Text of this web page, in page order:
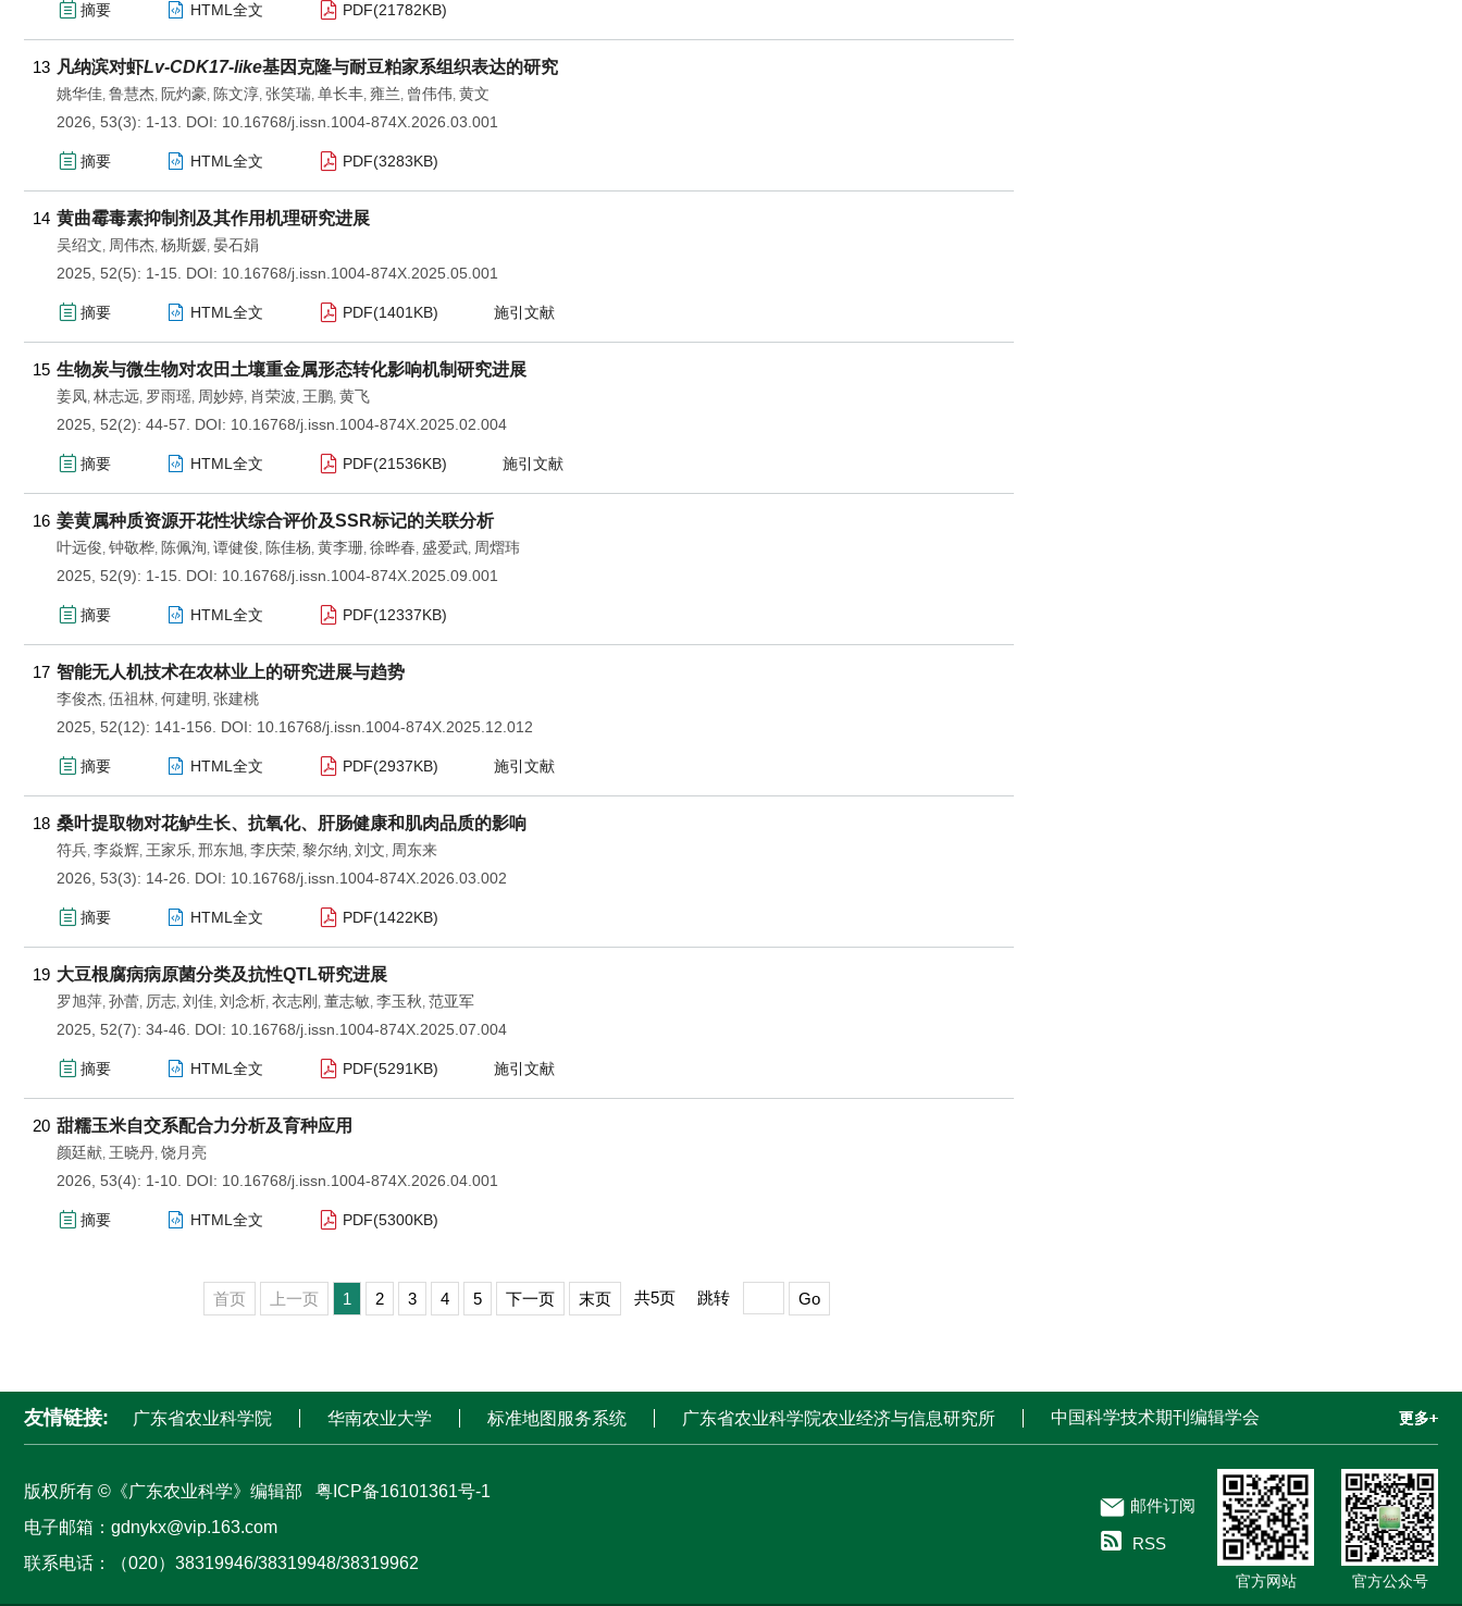
摘要 HTML全文 PDF(21782KB)
13 凡纳滨对虾Lv-CDK17-like基因克隆与耐豆粕家系组织表达的研究
姚华佳, 鲁慧杰, 阮灼豪, 陈文淳, 张笑瑞, 单长丰, 雍兰, 曾伟伟, 黄文
2026, 53(3): 1-13.
DOI: 10.16768/j.issn.1004-874X.2026.03.001
摘要 HTML全文 PDF(3283KB)
14 黄曲霉毒素抑制剂及其作用机理研究进展
吴绍文, 周伟杰, 杨斯媛, 晏石娟
2025, 52(5): 1-15.
DOI: 10.16768/j.issn.1004-874X.2025.05.001
摘要 HTML全文 PDF(1401KB) 施引文献
15 生物炭与微生物对农田土壤重金属形态转化影响机制研究进展
姜凤, 林志远, 罗雨瑶, 周妙婷, 肖荣波, 王鹏, 黄飞
2025, 52(2): 44-57.
DOI: 10.16768/j.issn.1004-874X.2025.02.004
摘要 HTML全文 PDF(21536KB) 施引文献
16 姜黄属种质资源开花性状综合评价及SSR标记的关联分析
叶远俊, 钟敬桦, 陈佩洵, 谭健俊, 陈佳杨, 黄李珊, 徐晔春, 盛爱武, 周熠玮
2025, 52(9): 1-15.
DOI: 10.16768/j.issn.1004-874X.2025.09.001
摘要 HTML全文 PDF(12337KB)
17 智能无人机技术在农林业上的研究进展与趋势
李俊杰, 伍祖林, 何建明 , 张建桃
2025, 52(12): 141-156.
DOI: 10.16768/j.issn.1004-874X.2025.12.012
摘要 HTML全文 PDF(2937KB) 施引文献
18 桑叶提取物对花鲈生长、抗氧化、肝肠健康和肌肉品质的影响
符兵, 李焱辉, 王家乐, 邢东旭, 李庆荣, 黎尔纳, 刘文, 周东来
2026, 53(3): 14-26.
DOI: 10.16768/j.issn.1004-874X.2026.03.002
摘要 HTML全文 PDF(1422KB)
19 大豆根腐病病原菌分类及抗性QTL研究进展
罗旭萍, 孙蕾, 厉志, 刘佳, 刘念析, 衣志刚 , 董志敏, 李玉秋, 范亚军
2025, 52(7): 34-46.
DOI: 10.16768/j.issn.1004-874X.2025.07.004
摘要 HTML全文 PDF(5291KB) 施引文献
20 甜糯玉米自交系配合力分析及育种应用
颜廷献, 王晓丹, 饶月亮
2026, 53(4): 1-10. DOI: 10.16768/j.issn.1004-874X.2026.04.001
摘要 HTML全文 PDF(5300KB)
首页 上一页 1 2 3 4 5 下一页 末页 共5页 跳转 Go
友情链接: 广东省农业科学院 更多+
华南农业大学 更多+
标准地图服务系统 更多+
广东省农业科学院农业经济与信息研究所 更多+
中国科学技术期刊编辑学会 更多+
版权所有 ©《广东农业科学》编辑部 粤ICP备16101361号-1
电子邮箱： gdnykx@vip.163.com
联系电话：（020）38319946/38319948/38319962
官方网站 官方公众号
邮件订阅
RSS